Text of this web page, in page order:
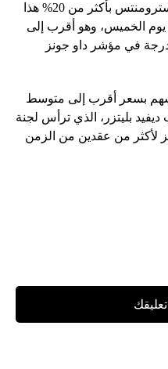
وارتفعت أسهم شركة تكساس إنسترومنتس بأكثر من 20% هذا
اعتبارًا من يوم الخميس، وهو أقرب إلى
في مؤشر داو جونز
سهم بسعر أقرب إلى متوسط
بليتزر، الذي ترأس لجنة
لأكثر من عقدين من الزمن